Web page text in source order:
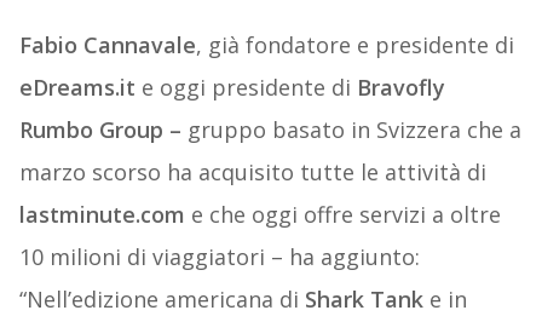
Fabio Cannavale, già fondatore e presidente di
eDreams.it e oggi presidente di Bravofly
Rumbo Group – gruppo basato in Svizzera che a
marzo scorso ha acquisito tutte le attività di
lastminute.com e che oggi offre servizi a oltre
10 milioni di viaggiatori – ha aggiunto:
“Nell’edizione americana di Shark Tanke in